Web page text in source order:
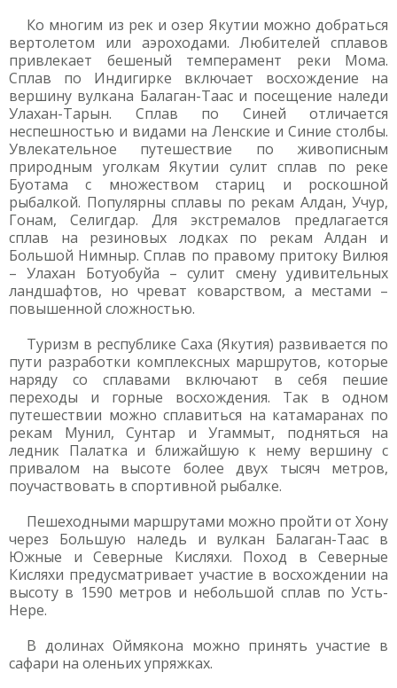
Ко многим из рек и озер Якутии можно добраться
вертолетом или аэроходами. Любителей сплавов
привлекает бешеный темперамент реки Мома.
Сплав по Индигирке включает восхождение на
вершину вулкана Балаган-Таас и посещение наледи
Улахан-Тарын. Сплав по Синей отличается
неспешностью и видами на Ленские и Синие столбы.
Увлекательное путешествие по живописным
природным уголкам Якутии сулит сплав по реке
Буотама с множеством стариц и роскошной
рыбалкой. Популярны сплавы по рекам Алдан, Учур,
Гонам, Селигдар. Для экстремалов предлагается
сплав на резиновых лодках по рекам Алдан и
Большой Нимныр. Сплав по правому притоку Вилюя
– Улахан Ботуобуйа – сулит смену удивительных
ландшафтов, но чреват коварством, а местами –
повышенной сложностью.
Туризм в республике Саха (Якутия) развивается по
пути разработки комплексных маршрутов, которые
наряду со сплавами включают в себя пешие
переходы и горные восхождения. Так в одном
путешествии можно сплавиться на катамаранах по
рекам Мунил, Сунтар и Угаммыт, подняться на
ледник Палатка и ближайшую к нему вершину с
привалом на высоте более двух тысяч метров,
поучаствовать в спортивной рыбалке.
Пешеходными маршрутами можно пройти от Хону
через Большую наледь и вулкан Балаган-Таас в
Южные и Северные Кисляхи. Поход в Северные
Кисляхи предусматривает участие в восхождении на
высоту в 1590 метров и небольшой сплав по Усть-
Нере.
В долинах Оймякона можно принять участие в
сафари на оленьих упряжках.